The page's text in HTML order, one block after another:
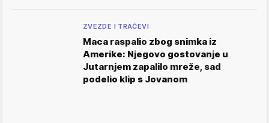
ZVEZDE I TRAČEVI
Maca raspalio zbog snimka iz
Amerike: Njegovo gostovanje u
Jutarnjem zapalilo mreže, sad
podelio klip s Jovanom